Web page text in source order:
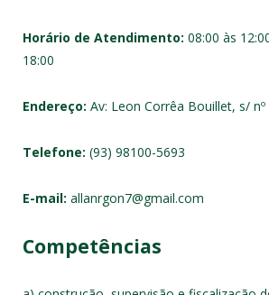
Horário de Atendimento: 08:00 às
18:00
Endereço: Av: Leon Corrêa Bouillet, s/ nº
Telefone: (93) 98100-5693
E-mail: allanrgon7@gmail.com
Competências